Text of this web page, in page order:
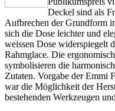
Deckel sind als
Aufbrechen der Grundform
sich die Dose leichter und
weissen Dose widerspiegelt
Rahmglace. Die
symbolisieren die
Zutaten. Vorgabe der Emmi
war die Möglichkeit der
bestehenden Werkzeugen